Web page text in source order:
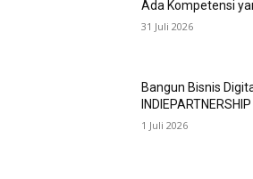
Ada Kompetensi
31 Juli 2026
Bangun Bisnis
INDIEPARTNERSHIP
1 Juli 2026